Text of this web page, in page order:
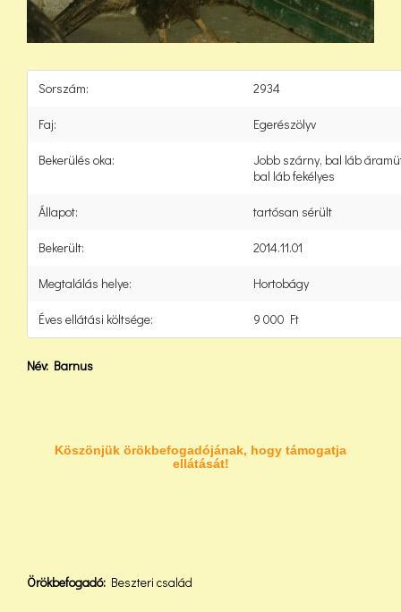
Sorszám: 2934
Faj: Egerészölyv
Bekerülés oka:
Jobb szárny, bal láb
bal láb fekélyes
Állapot: tartósan sérült
Bekerült: 2014.11.01
Megtalálás helye: Hortobágy
Éves ellátási költsége: 9 000 Ft
Név: Barnus
Köszönjük örökbefogadójának, hogy támogatja
ellátását!
Örökbefogadó: Beszteri család